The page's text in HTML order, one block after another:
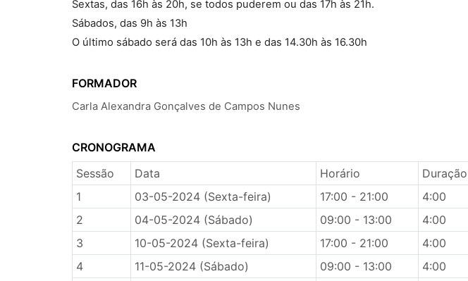
Sextas, das 16h às 20h, se todos puderem ou das 17h às 21h.
Sábados, das 9h às 13h
O último sábado será das 10h às 13h e das 14.30h às 16.30h
FORMADOR
Carla Alexandra Gonçalves de Campos Nunes
CRONOGRAMA
Sessão
Data Horário Duração
1
03-05-2024 (Sexta-feira) 17:00 - 21:00 4:00
2
04-05-2024 (Sábado) 09:00 - 13:00 4:00
3
10-05-2024 (Sexta-feira) 17:00 - 21:00 4:00
4
11-05-2024 (Sábado) 09:00 - 13:00 4:00